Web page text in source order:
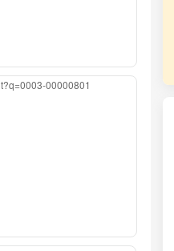
00000801